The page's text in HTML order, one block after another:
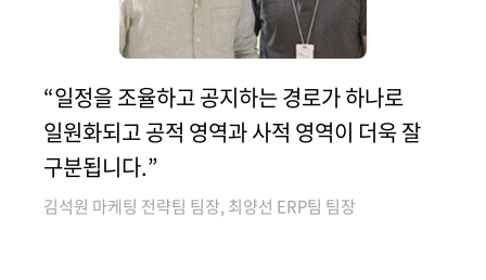
“일정을 조율하고 공지하는 경로가 하나로
일원화되고 공적 영역과 사적 영역이 더욱 잘
구분됩니다.”
김석원 마케팅 전략팀 팀장, 최양선 ERP팀 팀장